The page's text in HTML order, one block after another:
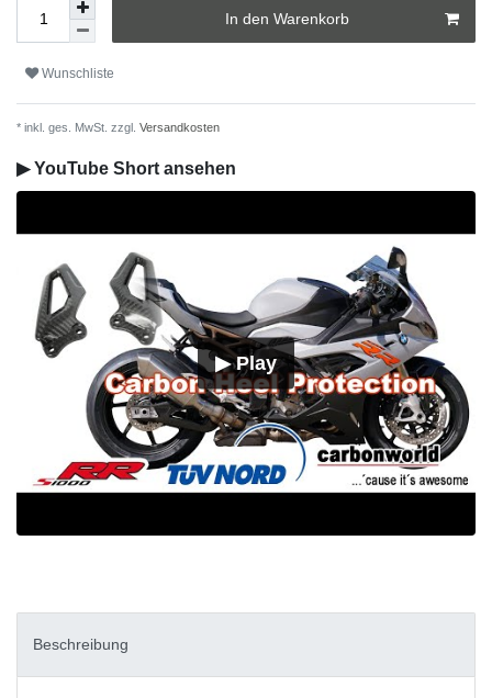
In den Warenkorb
Wunschliste
* inkl. ges. MwSt. zzgl. Versandkosten
▶ YouTube Short ansehen
▶ Play
Beschreibung